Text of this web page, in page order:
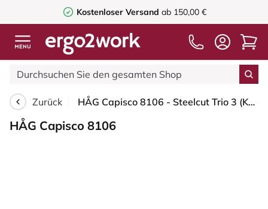
Kostenloser Versand ab 150,00 €
Zurück HÅG Capisco 8106 - Steelcut Trio 3 (Kvadrat) - Wolle / Polyamid - STT383 - Charcoal - Weiß - 200 mm (Sitzhöhe 46-64cm) - Bodengleiter
HÅG Capisco 8106